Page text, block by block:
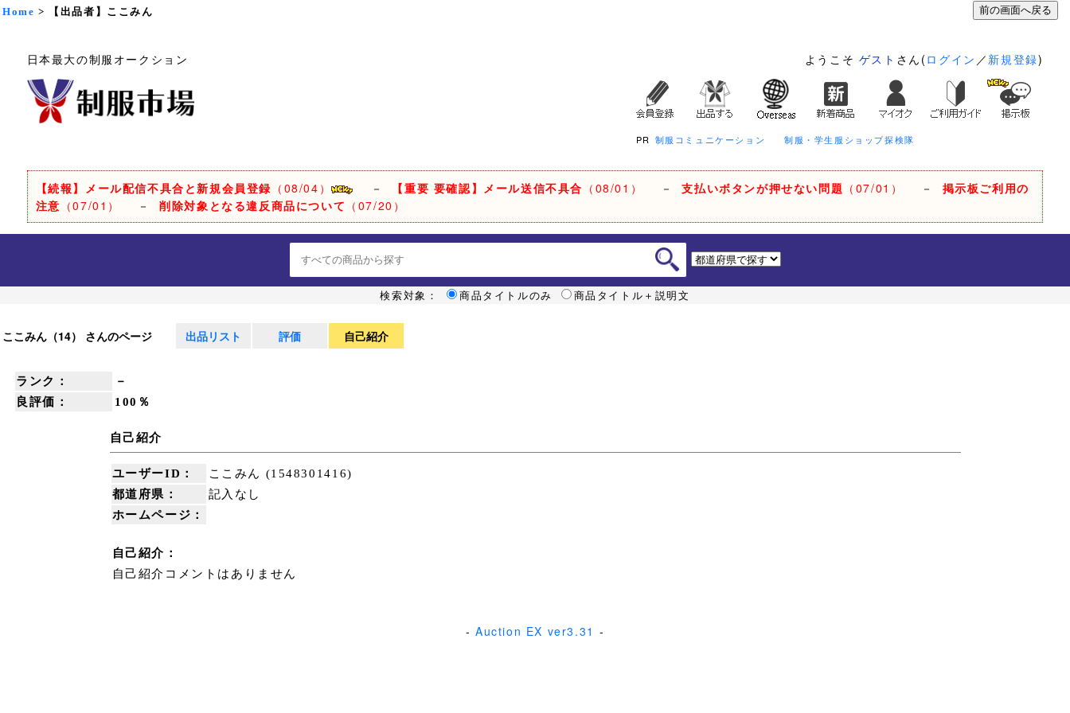
Home > 【出品者】ここみん
日本最大の制服オークション ようこそ ゲスト さん( ログイン ／ 新規登録)
PR 制服コミュニケーション 制服・学生服ショップ探検隊
【続報】メール配信不具合と新規会員登録 （08/04） － 【重要 要確認】メール送信不具合 （08/01） －支払いボタンが押せない問題 （07/01） － 掲示板ご利用の
注意 （07/01） －削除対象となる違反商品について （07/20）
検索対象： 商品タイトルのみ 商品タイトル＋説明文
ここみん（14） さんのページ 出品リスト 評価 自己紹介
ランク：
－
良評価：
100％
自己紹介
ユーザーID：
ここみん (1548301416)
都道府県：
記入なし
ホームページ：
自己紹介：
自己紹介コメントはありません
-Auction EX ver3.31 -